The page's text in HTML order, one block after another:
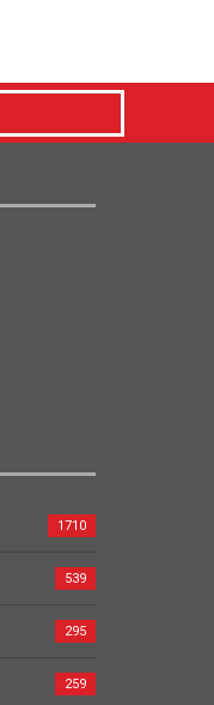
1710
539
295
259